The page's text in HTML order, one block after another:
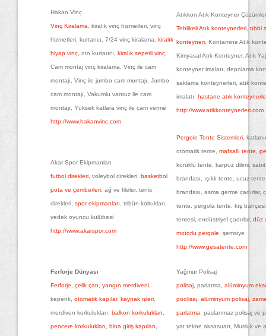
Hakan Vinç
Vinç Kiralama , kiralık vinç hizmetleri, vinç
hizmetleri, kurtarıcı, 7/24 vinç kiralama, kiralık
hiyap vinç, oto kurtarıcı, kiralık sepetli vinç,
Cam montaj vinç kiralama, Vinç ile cam
montajı, Vinç ile jumbo cam montajı, Jumbo
cam montajı, Vakumlu vantuz ile cam
montajı, Yüksek katlara vinç ile cam verme
http://www.hakanvinc.com
Atıkkon Atık Konteyner
Tehlikeli Atık konteynerleri, tıbbi
konteyneri, Kontamine Atık
Kimyasal Atık Konteyner, Atık
konteyner imalatı, depolama
saklama konteynerleri, atık
imalatı, hastane atık
http://www.atikkonteynerleri.com
Akar Spor Ekipmanları
futbol direkleri, voleybol direkleri, basketbol
pota ve çemberleri, ağ ve fileler, tenis
direkleri, spor ekipmanları , tribün koltukları,
yedek oyuncu kulübesi
http://www.akarspor.com
Pergole Tente Sistemleri,
otomatik tente, mafsallı tente
körüklü tente, karpuz dilimi,
brandası, ışıklı tente, ucuz
brandası, asma germe çadırlar,
tente, pergola tente, kış
tentesi, endüstriyel çadırlar, düz
motorlu pergole , şemsiye
http://www.gesatente.com
Ferforje Dünyası
Ferforje çelik çatı yangın merdiveni,
kepenk, otomatik kapılar, kaynak işleri,
merdiven korkulukları, balkon korkulukları
pencere korkulukları bina giriş kapıları
Yağmur Polisaj
polisaj, parlatma, alüminyum
poolisaj, alüminyum polisaj,
parlatma , paslanmaz polisaj ve
yat tekne aksasuarı, Musluk ve